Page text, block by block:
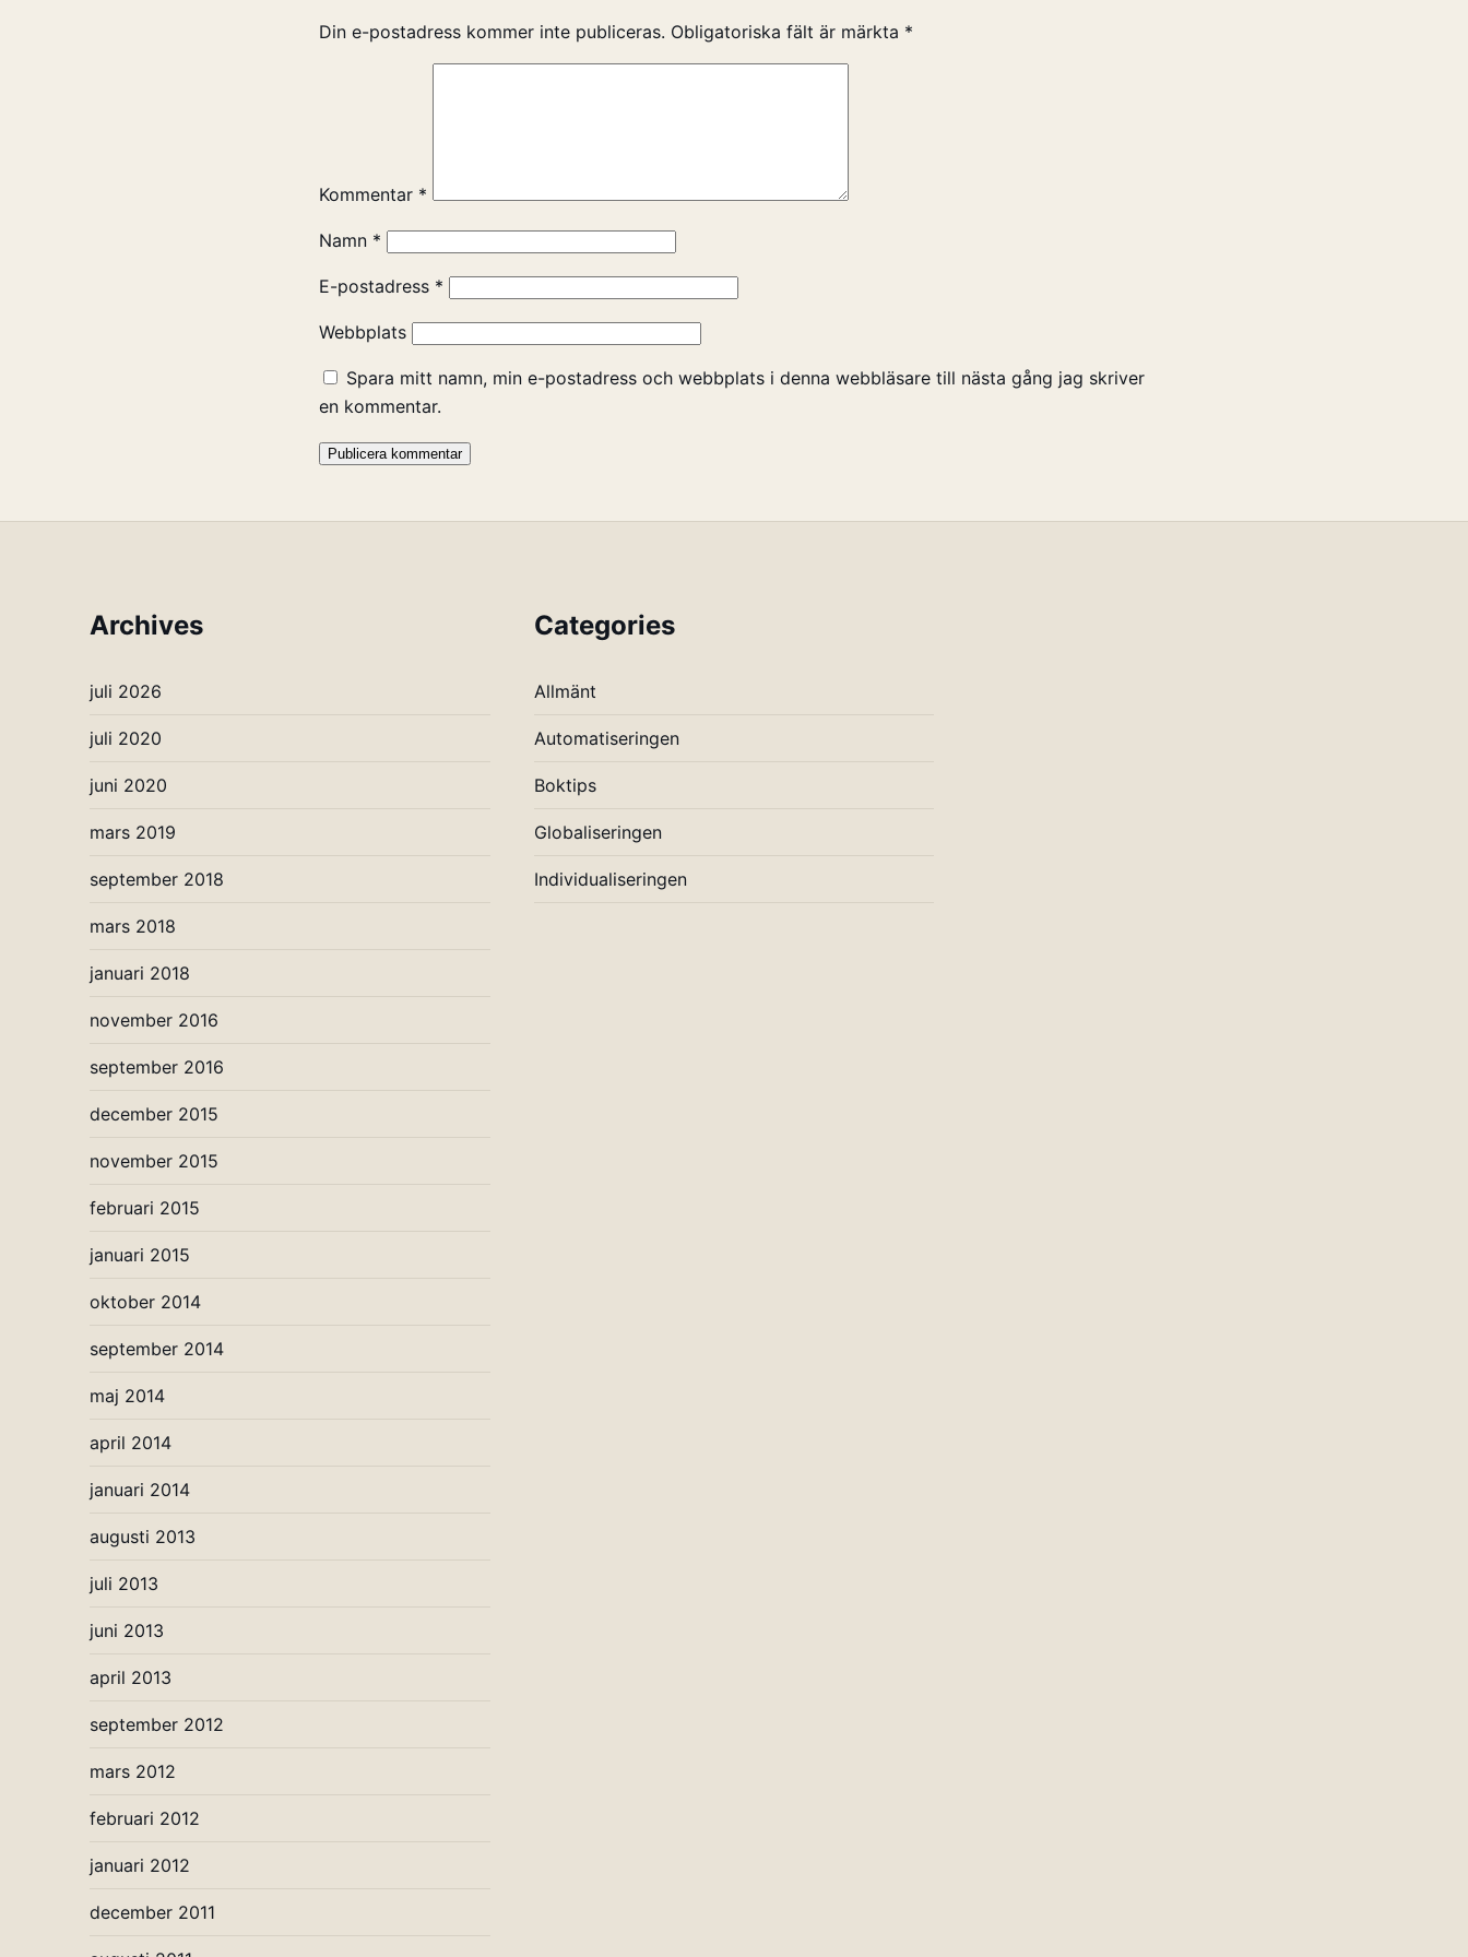
Din e-postadress kommer inte publiceras. Obligatoriska fält är märkta *
Kommentar *
Namn *
E-postadress *
Webbplats
Spara mitt namn, min e-postadress och webbplats i denna webbläsare till nästa gång jag skriver
en kommentar.
Archives
juli 2026
juli 2020
juni 2020
mars 2019
september 2018
mars 2018
januari 2018
november 2016
september 2016
december 2015
november 2015
februari 2015
januari 2015
oktober 2014
september 2014
maj 2014
april 2014
januari 2014
augusti 2013
juli 2013
juni 2013
april 2013
september 2012
mars 2012
februari 2012
januari 2012
december 2011
Categories
Allmänt
Automatiseringen
Boktips
Globaliseringen
Individualiseringen